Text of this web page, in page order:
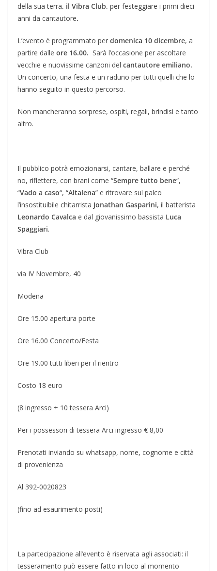
della sua terra, il Vibra Club, per festeggiare i primi dieci
anni da cantautore.
L’evento è programmato per domenica 10 dicembre, a
partire dalle ore 16.00. Sarà l’occasione per ascoltare
vecchie e nuovissime canzoni del cantautore emiliano.
Un concerto, una festa e un raduno per tutti quelli che lo
hanno seguito in questo percorso.
Non mancheranno sorprese, ospiti, regali, brindisi e tanto
altro.
Il pubblico potrà emozionarsi, cantare, ballare e perché
no, riflettere, con brani come “Sempre tutto bene“,
“Vado a caso“, “Altalena” e ritrovare sul palco
l’insostituibile chitarrista Jonathan Gasparini, il batterista
Leonardo Cavalca e dal giovanissimo bassista Luca
Spaggiari.
Vibra Club
via IV Novembre, 40
Modena
Ore 15.00 apertura porte
Ore 16.00 Concerto/Festa
Ore 19.00 tutti liberi per il rientro
Costo 18 euro
(8 ingresso + 10 tessera Arci)
Per i possessori di tessera Arci ingresso € 8,00
Prenotati inviando su whatsapp, nome, cognome e città
di provenienza
Al 392-0020823
(fino ad esaurimento posti)
La partecipazione all’evento è riservata agli associati: il
tesseramento può essere fatto in loco al momento